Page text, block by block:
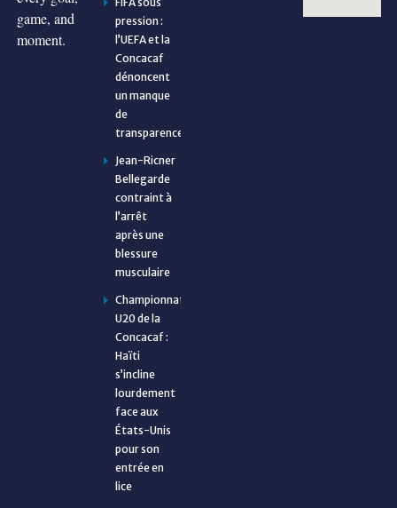
game, and
moment.
pression :
l’UEFA et la
Concacaf
dénoncent
un manque
de
transparence
Jean-Ricner
Bellegarde
contraint à
l’arrêt
après une
blessure
musculaire
Championnat
U20 de la
Concacaf :
Haïti
s’incline
lourdement
face aux
États-Unis
pour son
entrée en
lice